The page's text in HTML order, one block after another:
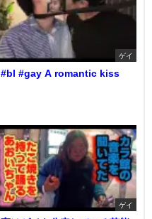
ゲイ
#bl #gay A romantic kiss
ゲイ